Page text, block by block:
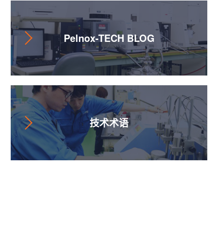
Pelnox-TECH BLOG
技术术语